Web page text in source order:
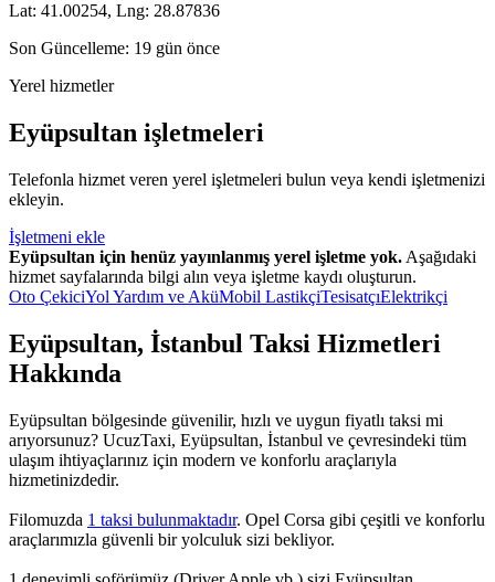
Lat: 41.00254, Lng: 28.87836
Son Güncelleme: 19 gün önce
Yerel hizmetler
Eyüpsultan işletmeleri
Telefonla hizmet veren yerel işletmeleri bulun veya kendi işletmenizi
ekleyin.
İşletmeni ekle
Eyüpsultan için henüz yayınlanmış yerel işletme yok. Aşağıdaki
hizmet sayfalarında bilgi alın veya işletme kaydı oluşturun.
Oto ÇekiciYol Yardım ve AküMobil LastikçiTesisatçıElektrikçi
Eyüpsultan, İstanbul Taksi Hizmetleri
Hakkında
Eyüpsultan bölgesinde güvenilir, hızlı ve uygun fiyatlı taksi mi
arıyorsunuz? UcuzTaxi, Eyüpsultan, İstanbul ve çevresindeki tüm
ulaşım ihtiyaçlarınız için modern ve konforlu araçlarıyla
hizmetinizdedir.
Filomuzda 1 taksi bulunmaktadır. Opel Corsa gibi çeşitli ve konforlu
araçlarımızla güvenli bir yolculuk sizi bekliyor.